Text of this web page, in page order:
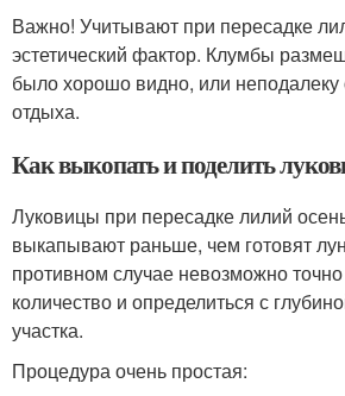
Важно! Учитывают при пересадке
эстетический фактор. Клумбы
было хорошо видно, или неподалеку
отдыха.
Как выкопать и поделить
Луковицы при пересадке лилий
выкапывают раньше, чем готовят
противном случае невозможно точно
количество и определиться с
участка.
Процедура очень простая: